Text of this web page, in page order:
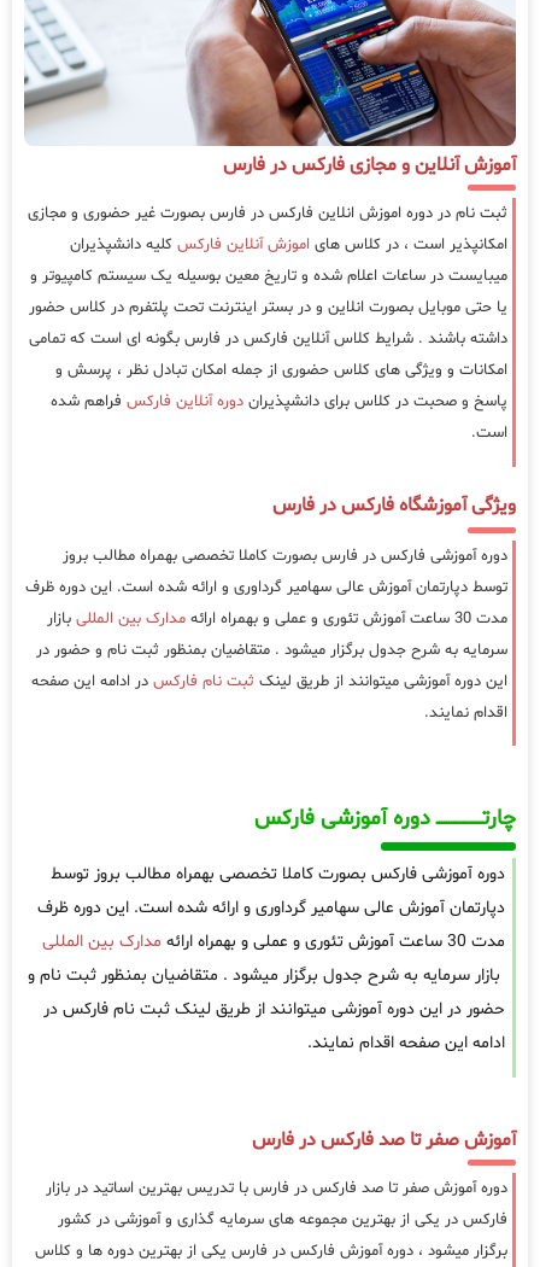
آموزش آنلاین و مجازی فارکس در فارس
ثبت نام در دوره اموزش انلاین فارکس در فارس بصورت غیر حضوری و مجازی
امکانپذیر است ، در کلاس های اموزش آنلاین فارکس کلیه دانشپذیران
میبایست در ساعات اعلام شده و تاریخ معین بوسیله یک سیستم کامپیوتر و
یا حتی موبایل بصورت انلاین و در بستر اینترنت تحت پلتفرم در کلاس حضور
داشته باشند . شرایط کلاس آنلاین فارکس در فارس بگونه ای است که تمامی
امکانات و ویژگی های کلاس حضوری از جمله امکان تبادل نظر ، پرسش و
پاسخ و صحبت در کلاس برای دانشپذیران دوره آنلاین فارکس فراهم شده
است.
ویژگی آموزشگاه فارکس در فارس
دوره آموزشی فارکس در فارس بصورت کاملا تخصصی بهمراه مطالب بروز
توسط دپارتمان آموزش عالی سهامیر گرداوری و ارائه شده است. این دوره ظرف
مدت 30 ساعت آموزش تئوری و عملی و بهمراه ارائه
مدارک بین المللی بازار
سرمایه به شرح جدول برگزار میشود . متقاضیان بمنظور ثبت نام و حضور در
این دوره آموزشی میتوانند از طریق لینک ثبت نام فارکس در ادامه این صفحه
اقدام نمایند.
چارتـــــــــــــــــــ دوره آموزشی فارکس
دوره آموزشی فارکس بصورت کاملا تخصصی بهمراه مطالب بروز توسط
دپارتمان آموزش عالی سهامیر گرداوری و ارائه شده است. این دوره ظرف
مدت 30 ساعت آموزش تئوری و عملی و بهمراه ارائه
مدارک بین المللی
بازار سرمایه به شرح جدول برگزار میشود . متقاضیان بمنظور ثبت نام و
حضور در این دوره آموزشی میتوانند از طریق لینک ثبت نام فارکس در
ادامه این صفحه اقدام نمایند.
آموزش صفر تا صد فارکس در فارس
دوره آموزش صفر تا صد فارکس در فارس با تدریس بهترین اساتید در بازار
فارکس در یکی از بهترین مجموعه های سرمایه گذاری و آموزشی در کشور
برگزار میشود ، دوره آموزش فارکس در فارس یکی از بهترین دوره ها و کلاس